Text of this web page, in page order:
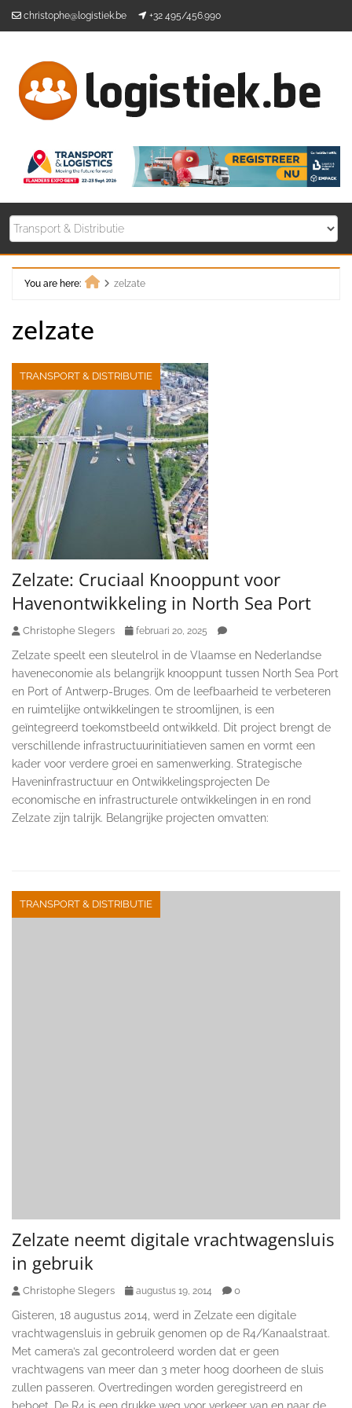
christophe@logistiek.be +32 495/456.990
You are here:
zelzate
zelzate
TRANSPORT & DISTRIBUTIE
Zelzate: Cruciaal Knooppunt voor
Havenontwikkeling in North Sea Port
Christophe Slegers februari 20, 2025
Zelzate speelt een sleutelrol in de Vlaamse en Nederlandse
haveneconomie als belangrijk knooppunt tussen North Sea Port
en Port of Antwerp-Bruges. Om de leefbaarheid te verbeteren
en ruimtelijke ontwikkelingen te stroomlijnen, is een
geïntegreerd toekomstbeeld ontwikkeld. Dit project brengt de
verschillende infrastructuurinitiatieven samen en vormt een
kader voor verdere groei en samenwerking. Strategische
Haveninfrastructuur en Ontwikkelingsprojecten De
economische en infrastructurele ontwikkelingen in en rond
Zelzate zijn talrijk. Belangrijke projecten omvatten:
TRANSPORT & DISTRIBUTIE
Zelzate neemt digitale vrachtwagensluis
in gebruik
Christophe Slegers augustus 19, 2014 0
Gisteren, 18 augustus 2014, werd in Zelzate een digitale
vrachtwagensluis in gebruik genomen op de R4/Kanaalstraat.
Met camera’s zal gecontroleerd worden dat er geen
vrachtwagens van meer dan 3 meter hoog doorheen de sluis
zullen passeren. Overtredingen worden geregistreerd en
beboet. De R4 is een drukke weg voor verkeer van en naar de